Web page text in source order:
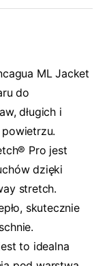
ML Jacket
do
długich i
Pro jest
dzięki
stretch.
skutecznie
to idealna